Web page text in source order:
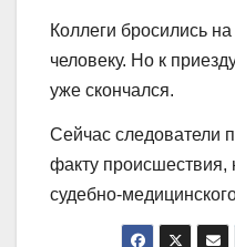
Коллеги бросились
человеку. Но к
уже скончался.
Сейчас следователи
факту происшествия,
судебно-